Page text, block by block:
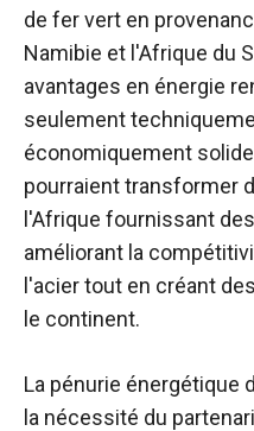
de fer vert en
Namibie et l'Afrique du
avantages en énergie
seulement
économiquement
pourraient transformer
l'Afrique fournissant
améliorant la
l'acier tout en créant
le continent.
La pénurie énergétique
la nécessité du